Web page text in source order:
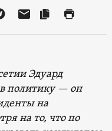
Эдуард
политику — он
на
на то, что по